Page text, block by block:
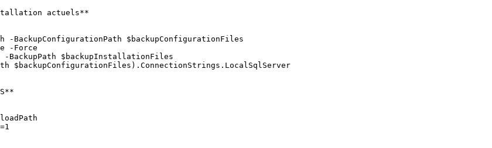
actuels**
-BackupConfigurationPath $backupConfigurationFiles
-Force
-BackupPath $backupInstallationFiles
$backupConfigurationFiles).ConnectionStrings.LocalSqlServer